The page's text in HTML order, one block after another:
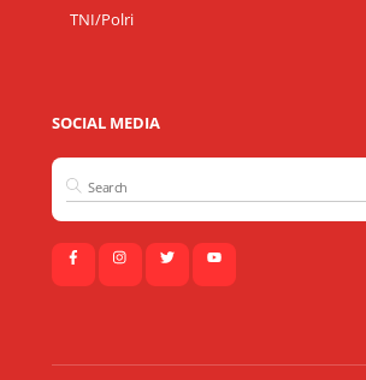
TNI/Polri
SOCIAL MEDIA